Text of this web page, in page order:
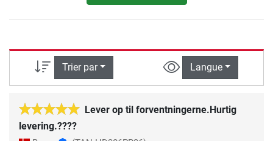
Trier par Langue
Lever op til forventningerne.Hurtig
levering.????